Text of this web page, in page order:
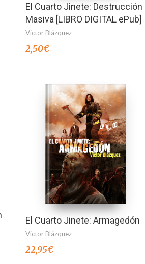
El Cuarto Jinete: Destrucción
Masiva [LIBRO DIGITAL ePub]
Victor Blázquez
2,50€
El Cuarto Jinete: Armagedón
Victor Blázquez
22,95€